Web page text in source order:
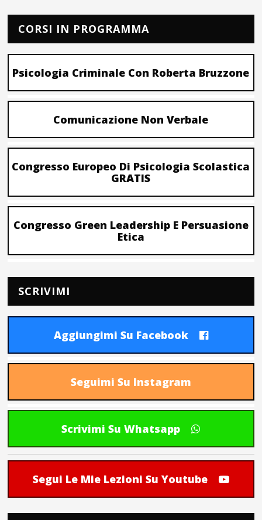
CORSI IN PROGRAMMA
Psicologia Criminale Con Roberta Bruzzone
Comunicazione Non Verbale
Congresso Europeo Di Psicologia Scolastica
GRATIS
Congresso Green Leadership E Persuasione
Etica
SCRIVIMI
Aggiungimi Su Facebook
Seguimi Su Instagram
Scrivimi Su Whatsapp
Segui Le Mie Lezioni Su Youtube